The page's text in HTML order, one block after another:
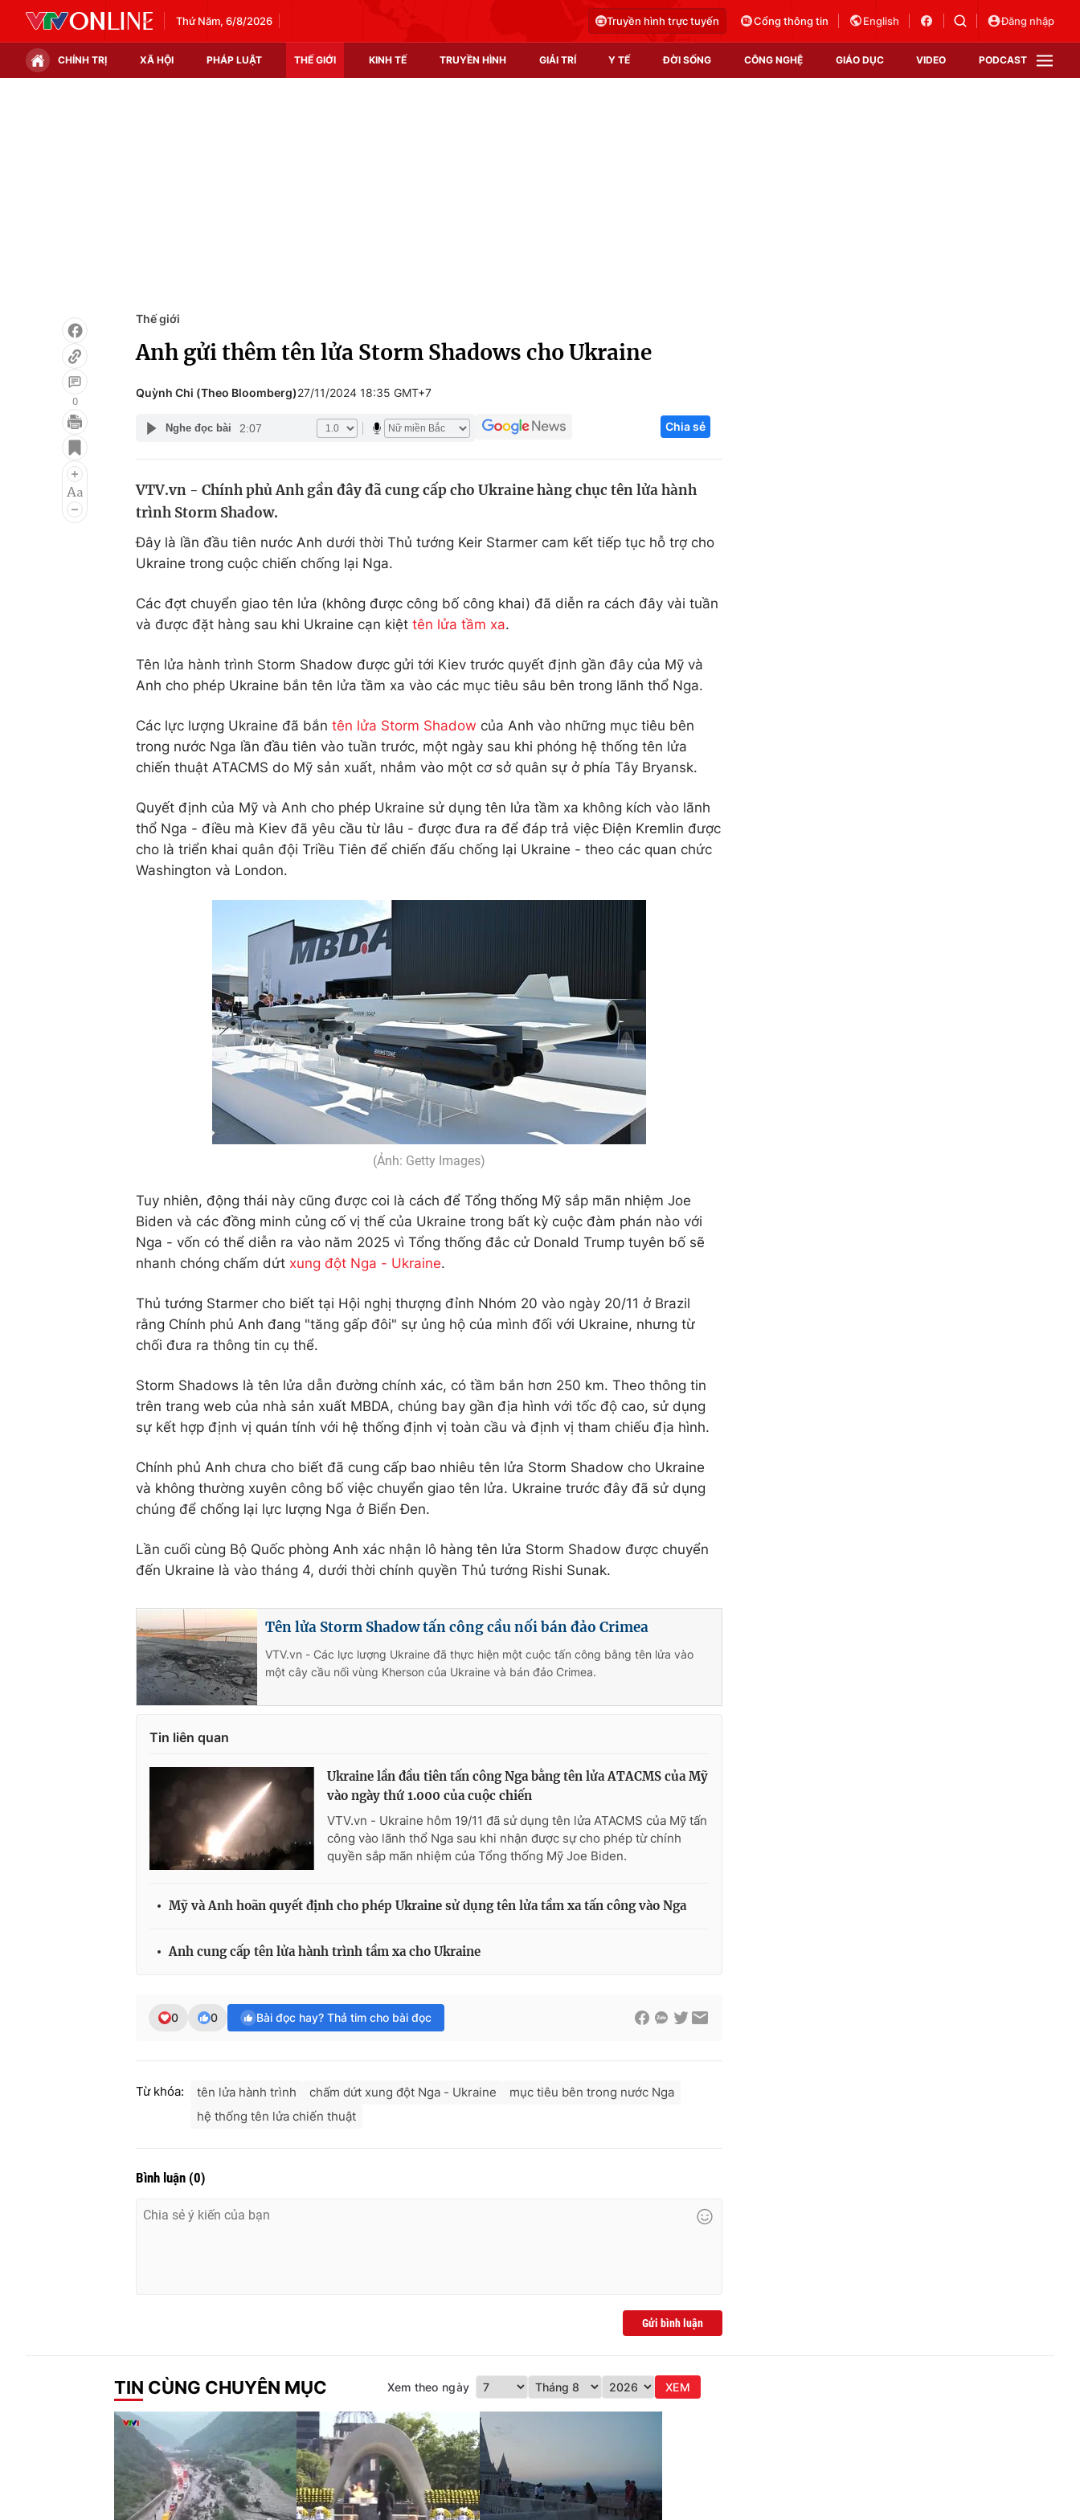
Thứ Năm, 6/8/2026 Truyền hình trực tuyến Cổng thông tin English Đăng nhập
CHÍNH TRỊ XÃ HỘI PHÁP LUẬT THẾ GIỚI KINH TẾ TRUYỀN HÌNH GIẢI TRÍ Y TẾ ĐỜI SỐNG CÔNG NGHỆ GIÁO DỤC VIDEO PODCAST
Infographic
Điện ảnh
Âm nhạc
Làm đẹp
Giáo dục
Học trực tuyến
Công nghệ
Sản phẩm
0
Thế giới
Anh gửi thêm tên lửa Storm Shadows cho Ukraine
Quỳnh Chi (Theo Bloomberg)27/11/2024 18:35 GMT+7
Nghe đọc bài 2:07 Chia sẻ
VTV.vn - Chính phủ Anh gần đây đã cung cấp cho Ukraine hàng chục tên lửa hành
trình Storm Shadow.
Đây là lần đầu tiên nước Anh dưới thời Thủ tướng Keir Starmer cam kết tiếp tục hỗ trợ cho
Ukraine trong cuộc chiến chống lại Nga.
Các đợt chuyển giao tên lửa (không được công bố công khai) đã diễn ra cách đây vài tuần
và được đặt hàng sau khi Ukraine cạn kiệt tên lửa tầm xa.
Tên lửa hành trình Storm Shadow được gửi tới Kiev trước quyết định gần đây của Mỹ và
Anh cho phép Ukraine bắn tên lửa tầm xa vào các mục tiêu sâu bên trong lãnh thổ Nga.
Các lực lượng Ukraine đã bắn tên lửa Storm Shadow của Anh vào những mục tiêu bên
trong nước Nga lần đầu tiên vào tuần trước, một ngày sau khi phóng hệ thống tên lửa
chiến thuật ATACMS do Mỹ sản xuất, nhắm vào một cơ sở quân sự ở phía Tây Bryansk.
Quyết định của Mỹ và Anh cho phép Ukraine sử dụng tên lửa tầm xa không kích vào lãnh
thổ Nga - điều mà Kiev đã yêu cầu từ lâu - được đưa ra để đáp trả việc Điện Kremlin được
cho là triển khai quân đội Triều Tiên để chiến đấu chống lại Ukraine - theo các quan chức
Washington và London.
(Ảnh: Getty Images)
Tuy nhiên, động thái này cũng được coi là cách để Tổng thống Mỹ sắp mãn nhiệm Joe
Biden và các đồng minh củng cố vị thế của Ukraine trong bất kỳ cuộc đàm phán nào với
Nga - vốn có thể diễn ra vào năm 2025 vì Tổng thống đắc cử Donald Trump tuyên bố sẽ
nhanh chóng chấm dứt xung đột Nga - Ukraine.
Thủ tướng Starmer cho biết tại Hội nghị thượng đỉnh Nhóm 20 vào ngày 20/11 ở Brazil
rằng Chính phủ Anh đang "tăng gấp đôi" sự ủng hộ của mình đối với Ukraine, nhưng từ
chối đưa ra thông tin cụ thể.
Storm Shadows là tên lửa dẫn đường chính xác, có tầm bắn hơn 250 km. Theo thông tin
trên trang web của nhà sản xuất MBDA, chúng bay gần địa hình với tốc độ cao, sử dụng
sự kết hợp định vị quán tính với hệ thống định vị toàn cầu và định vị tham chiếu địa hình.
Chính phủ Anh chưa cho biết đã cung cấp bao nhiêu tên lửa Storm Shadow cho Ukraine
và không thường xuyên công bố việc chuyển giao tên lửa. Ukraine trước đây đã sử dụng
chúng để chống lại lực lượng Nga ở Biển Đen.
Lần cuối cùng Bộ Quốc phòng Anh xác nhận lô hàng tên lửa Storm Shadow được chuyển
đến Ukraine là vào tháng 4, dưới thời chính quyền Thủ tướng Rishi Sunak.
Tên lửa Storm Shadow tấn công cầu nối bán đảo Crimea
VTV.vn - Các lực lượng Ukraine đã thực hiện một cuộc tấn công bằng tên lửa vào
một cây cầu nối vùng Kherson của Ukraine và bán đảo Crimea.
Tin liên quan
Ukraine lần đầu tiên tấn công Nga bằng tên lửa ATACMS của Mỹ
vào ngày thứ 1.000 của cuộc chiến
VTV.vn - Ukraine hôm 19/11 đã sử dụng tên lửa ATACMS của Mỹ tấn
công vào lãnh thổ Nga sau khi nhận được sự cho phép từ chính
quyền sắp mãn nhiệm của Tổng thống Mỹ Joe Biden.
Mỹ và Anh hoãn quyết định cho phép Ukraine sử dụng tên lửa tầm xa tấn công vào Nga
Anh cung cấp tên lửa hành trình tầm xa cho Ukraine
0 0 Bài đọc hay? Thả tim cho bài đọc
Từ khóa: tên lửa hành trình chấm dứt xung đột Nga - Ukraine
mục tiêu bên trong nước Nga
hệ thống tên lửa chiến thuật
Bình luận (0)
Gửi bình luận
TIN CÙNG CHUYÊN MỤC Xem theo ngày XEM